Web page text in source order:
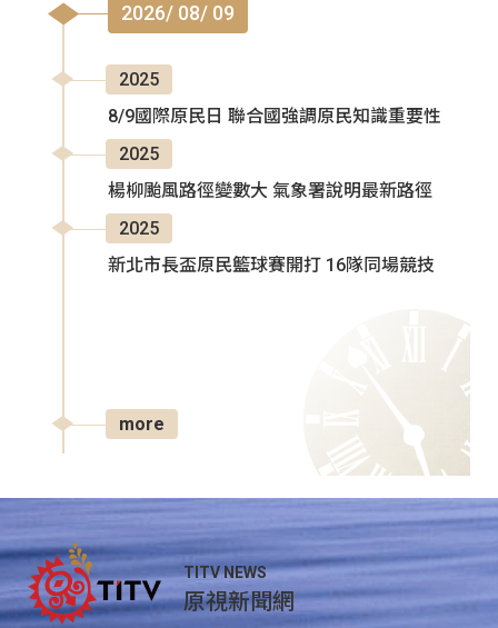
2026/ 08/ 09
2025
8/9國際原民日 聯合國強調原民知識重要性
2025
楊柳颱風路徑變數大 氣象署說明最新路徑
2025
新北市長盃原民籃球賽開打 16隊同場競技
more
TITV NEWS
原視新聞網